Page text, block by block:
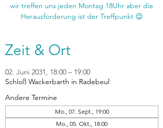
wir treffen uns jeden Montag 18Uhr aber die
Zeit & Ort
02. Juni 2031, 18:00 – 19:00
Schloß Wackerbarth in Radebeul
Andere Termine
Mo., 07. Sept., 19:00
Mo., 05. Okt., 18:00